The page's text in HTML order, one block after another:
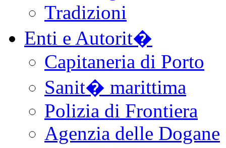
Tradizioni
Enti e Autorit�
Capitaneria di Porto
Sanit� marittima
Polizia di Frontiera
Agenzia delle Dogane